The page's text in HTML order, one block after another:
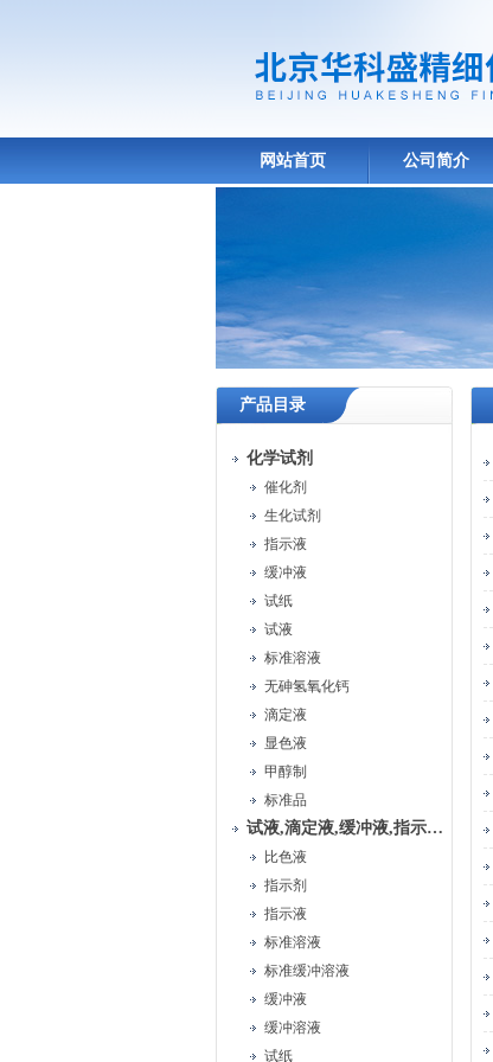
网站首页 公司简介
产品目录
化学试剂
催化剂
生化试剂
指示液
缓冲液
试纸
试液
标准溶液
无砷氢氧化钙
滴定液
显色液
甲醇制
标准品
试液,滴定液,缓冲液,指示液,试纸
比色液
指示剂
指示液
标准溶液
标准缓冲溶液
缓冲液
缓冲溶液
试纸